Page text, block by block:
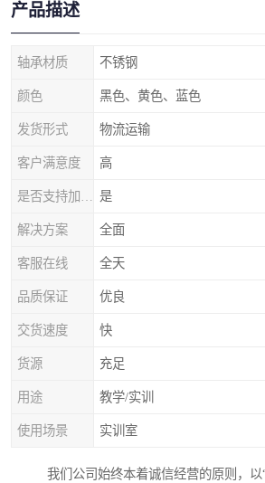
产品描述
轴承材质 不锈钢
颜色 黑色、黄色、蓝色
发货形式 物流运输
客户满意度 高
是
解决方案 全面
客服在线 全天
品质保证 优良
交货速度 快
货源 充足
用途 教学/实训
使用场景 实训室
我们公司始终本着诚信经营的原则，